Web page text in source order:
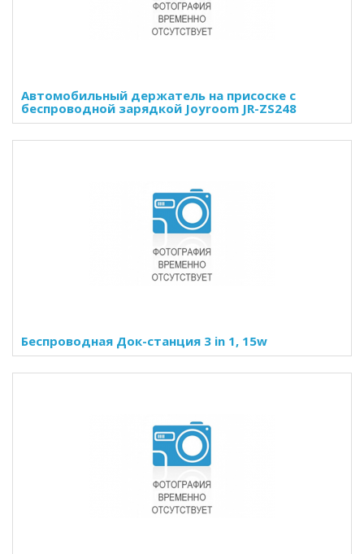
Автомобильный держатель на присоске с
беспроводной зарядкой Joyroom JR-ZS248
Беспроводная Док-станция 3 in 1, 15w